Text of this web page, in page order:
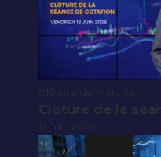
Clôture de la